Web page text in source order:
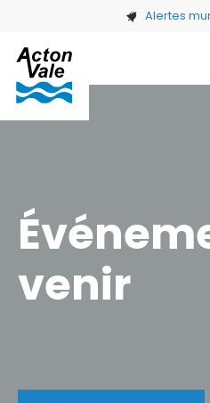
Skip to main content Alertes
venir